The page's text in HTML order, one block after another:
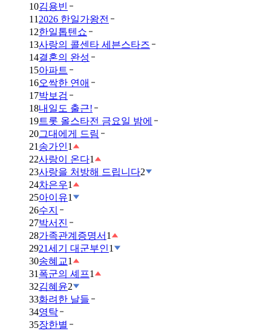
10김용빈
11 2026 한일가왕전
12한일톱텐쇼
13사랑의 콜센타 세븐스타즈
14결혼의 완성
15아파트
16오싹한 연애
17박보검
18내일도 출근!
19트롯 올스타전 금요일 밤에
20그대에게 드림
21 송가인1
22사랑이 온다1
23사랑을 처방해 드립니다2
24차은우1
25아이유1
26수지
27박서진
28가족관계증명서 1
2921세기 대군부인1
30송혜교1
31 폭군의 셰프1
32김혜윤2
33화려한 날들
34영탁
35장한별